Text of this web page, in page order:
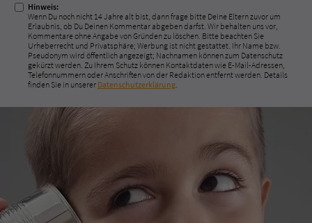
Hinweis:
Wenn Du noch nicht 14 Jahre alt bist, dann frage bitte Deine Eltern zuvor um
Erlaubnis, ob Du Deinen Kommentar abgeben darfst. Wir behalten uns vor,
Kommentare ohne Angabe von Gründen zu löschen. Bitte beachten Sie
Urheberrecht und Privatsphäre; Werbung ist nicht gestattet. Ihr Name bzw.
Pseudonym wird öffentlich angezeigt; Nachnamen können zum Datenschutz
gekürzt werden. Zu Ihrem Schutz können Kontaktdaten wie E-Mail-Adressen,
Telefonnummern oder Anschriften von der Redaktion entfernt werden. Details
finden Sie in unserer Datenschutzerklärung